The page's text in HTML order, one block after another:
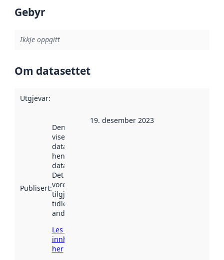
Gebyr
Ikkje oppgitt
Om datasettet
Utgjevar:
Publisert:
Denne datoen
viser når
datasettet vart
henta inn av
data.norge.no.
Det kan ha
vore
tilgjengeleg
tidlegare
andre stader.
Les meir om
innhenting
her
19. desember 2023